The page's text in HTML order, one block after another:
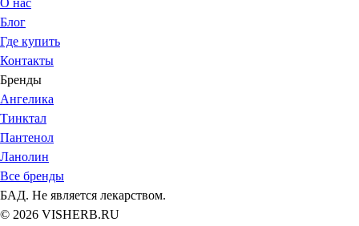
О нас
Блог
Где купить
Контакты
Бренды
Ангелика
Тинктал
Пантенол
Ланолин
Все бренды
БАД. Не является лекарством.
© 2026 VISHERB.RU